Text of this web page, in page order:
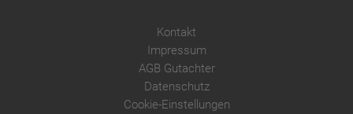
Kontakt
Impressum
AGB Gutachter
Datenschutz
Cookie-Einstellungen